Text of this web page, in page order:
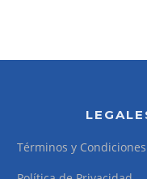
Términos y Condiciones